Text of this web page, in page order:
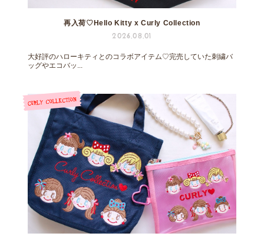
再入荷♡Hello Kitty x Curly Collection
2026.08.01
大好評のハローキティとのコラボアイテム♡完売していた刺繍バ
ッグやエコバッ...